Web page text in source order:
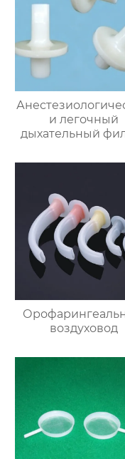
и легочный
дыхательный
воздуховод